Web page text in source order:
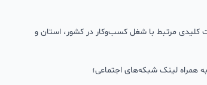
کلمات کلیدی مرتبط با شغل کسب‌وکار در کشور، استان و
لینک شبکه‌های اجتماعی؛